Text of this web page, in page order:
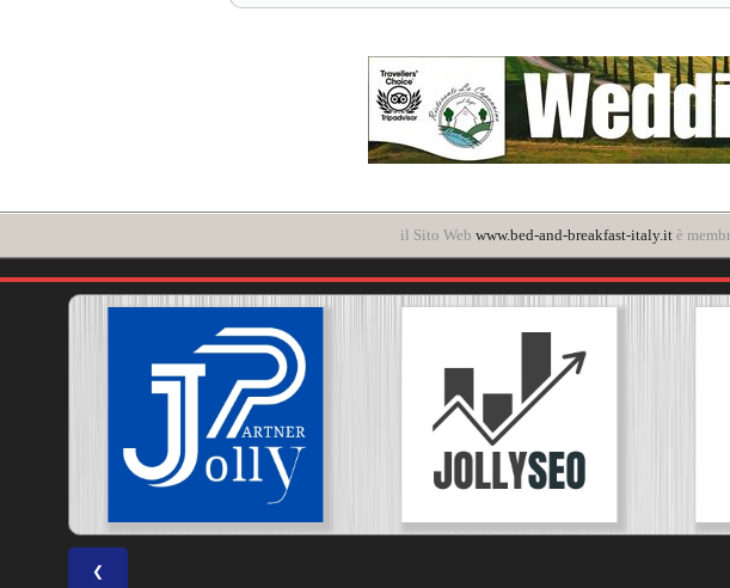
il Sito Web www.bed-and-breakfast-italy.it è
❮